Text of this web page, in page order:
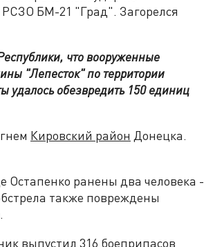
БМ-21 "Град". Загорелся
что вооруженные
"Лепесток" по территории
удалось обезвредить 150 единиц
Кировский район Донецка.
Остапенко ранены два человека -
также повреждены
выпустил 316 боеприпасов